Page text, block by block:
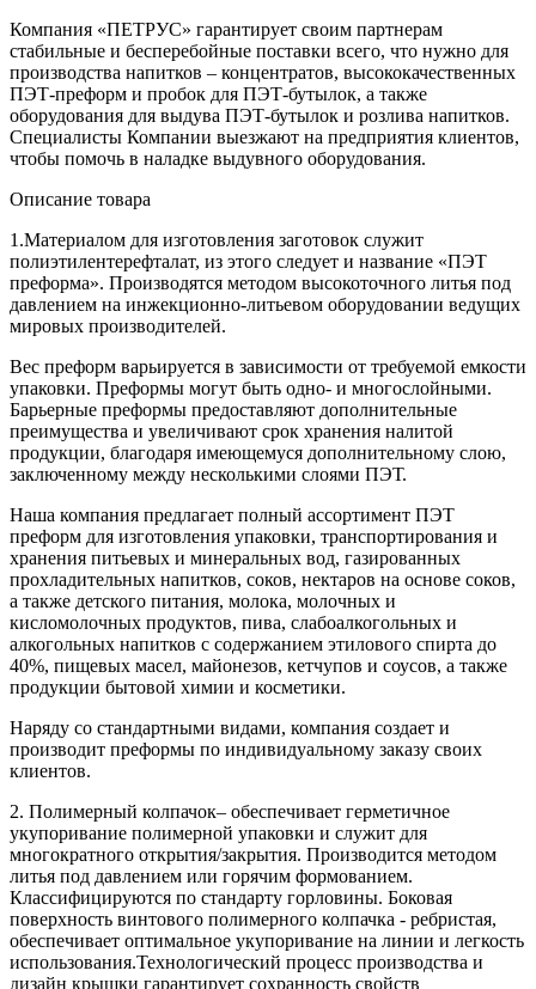
Компания «ПЕТРУС» гарантирует своим партнерам
стабильные и бесперебойные поставки всего, что нужно для
производства напитков – концентратов, высококачественных
ПЭТ-преформ и пробок для ПЭТ-бутылок, а также
оборудования для выдува ПЭТ-бутылок и розлива напитков.
Специалисты Компании выезжают на предприятия клиентов,
чтобы помочь в наладке выдувного оборудования.
Описание товара
1.Материалом для изготовления заготовок служит
полиэтилентерефталат, из этого следует и название «ПЭТ
преформа». Производятся методом высокоточного литья под
давлением на инжекционно-литьевом оборудовании ведущих
мировых производителей.
Вес преформ варьируется в зависимости от требуемой емкости
упаковки. Преформы могут быть одно- и многослойными.
Барьерные преформы предоставляют дополнительные
преимущества и увеличивают срок хранения налитой
продукции, благодаря имеющемуся дополнительному слою,
заключенному между несколькими слоями ПЭТ.
Наша компания предлагает полный ассортимент ПЭТ
преформ для изготовления упаковки, транспортирования и
хранения питьевых и минеральных вод, газированных
прохладительных напитков, соков, нектаров на основе соков,
а также детского питания, молока, молочных и
кисломолочных продуктов, пива, слабоалкогольных и
алкогольных напитков с содержанием этилового спирта до
40%, пищевых масел, майонезов, кетчупов и соусов, а также
продукции бытовой химии и косметики.
Наряду со стандартными видами, компания создает и
производит преформы по индивидуальному заказу своих
клиентов.
2. Полимерный колпачок– обеспечивает герметичное
укупоривание полимерной упаковки и служит для
многократного открытия/закрытия. Производится методом
литья под давлением или горячим формованием.
Классифицируются по стандарту горловины. Боковая
поверхность винтового полимерного колпачка - ребристая,
обеспечивает оптимальное укупоривание на линии и легкость
использования.Технологический процесс производства и
дизайн крышки гарантирует сохранность свойств